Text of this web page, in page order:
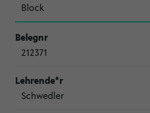
Block
212371
Schwedler